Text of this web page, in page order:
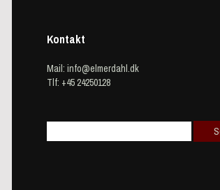
Kontakt
Mail: info@elmerdahl.dk
Tlf: +45 24250128